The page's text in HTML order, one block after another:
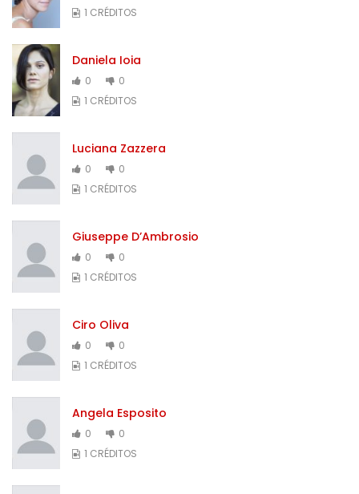
1 CRÉDITOS
Daniela Ioia
0
0
1 CRÉDITOS
Luciana Zazzera
0
0
1 CRÉDITOS
Giuseppe D’Ambrosio
0
0
1 CRÉDITOS
Ciro Oliva
0
0
1 CRÉDITOS
Angela Esposito
0
0
1 CRÉDITOS